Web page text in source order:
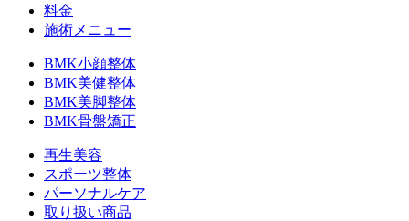
料金
施術メニュー
BMK小顔整体
BMK美健整体
BMK美脚整体
BMK骨盤矯正
再生美容
スポーツ整体
パーソナルケア
取り扱い商品